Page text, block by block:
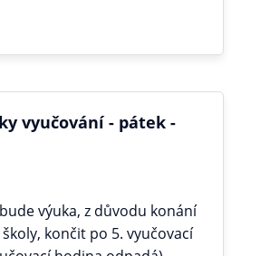
vyučování - pátek -
výuka, z důvodu konání
končit po 5. vyučovací